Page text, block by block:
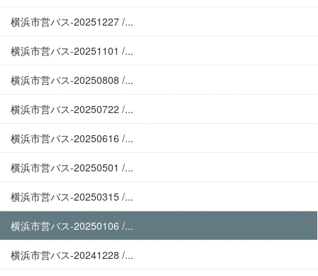
横浜市営バス-20251227 /...
横浜市営バス-20251101 /...
横浜市営バス-20250808 /...
横浜市営バス-20250722 /...
横浜市営バス-20250616 /...
横浜市営バス-20250501 /...
横浜市営バス-20250315 /...
横浜市営バス-20250106 /...
横浜市営バス-20241228 /...